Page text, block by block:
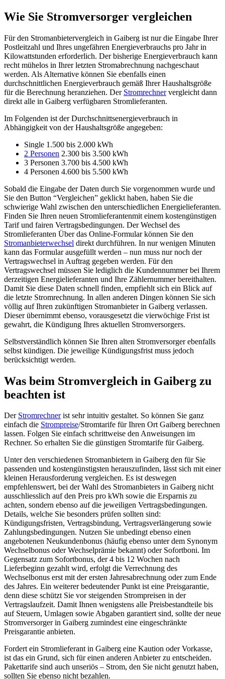
Wie Sie Stromversorger vergleichen
Für den Stromanbietervergleich in Gaiberg ist nur die Eingabe Ihrer
Postleitzahl und Ihres ungefähren Energieverbrauchs pro Jahr in
Kilowattstunden erforderlich. Der bisherige Energieverbrauch kann
recht mühelos in Ihrer letzten Stromabrechnung nachgeschaut
werden. Als Alternative können Sie ebenfalls einen
durchschnittlichen Energieverbrauch gemäß Ihrer Haushaltsgröße
für die Berechnung heranziehen. Der Stromrechnervergleicht dann
direkt alle in Gaiberg verfügbaren Stromlieferanten.
Im Folgenden ist der Durchschnittsenergieverbrauch in
Abhängigkeit von der Haushaltsgröße angegeben:
Single 1.500 bis 2.000 kWh
2 Personen 2.300 bis 3.500 kWh
3 Personen 3.700 bis 4.500 kWh
4 Personen 4.600 bis 5.500 kWh
Sobald die Eingabe der Daten durch Sie vorgenommen wurde und
Sie den Button “Vergleichen” geklickt haben, haben Sie die
schwierige Wahl zwischen den unterschiedlichen Energielieferanten.
Finden Sie Ihren neuen Stromlieferantenmit einem kostengünstigen
Tarif und fairen Vertragsbedingungen. Der Wechsel des
Stromlieferanten Über das Online-Formular können Sie den
Stromanbieterwechsel direkt durchführen. In nur wenigen Minuten
kann das Formular ausgefüllt werden – nun muss nur noch der
Vertragswechsel in Auftrag gegeben werden. Für den
Vertragswechsel müssen Sie lediglich die Kundennummer bei Ihrem
derzeitigen Energielieferanten und Ihre Zählernummer bereithalten.
Damit Sie diese Daten schnell finden, empfiehlt sich ein Blick auf
die letzte Stromrechnung. In allen anderen Dingen können Sie sich
völlig auf Ihren zukünftigen Stromanbieter in Gaiberg verlassen.
Dieser übernimmt ebenso, vorausgesetzt die vierwöchige Frist ist
gewahrt, die Kündigung Ihres aktuellen Stromversorgers.
Selbstverständlich können Sie Ihren alten Stromversorger ebenfalls
selbst kündigen. Die jeweilige Kündigungsfrist muss jedoch
berücksichtigt werden.
Was beim Stromvergleich in Gaiberg zu
beachten ist
Der Stromrechnerist sehr intuitiv gestaltet. So können Sie ganz
einfach die Strompreise/Stromtarife für Ihren Ort Gaiberg berechnen
lassen. Folgen Sie einfach schrittweise den Anweisungen im
Rechner. So erhalten Sie die günstigen Stromtarife für Gaiberg.
Unter den verschiedenen Stromanbietern in Gaiberg den für Sie
passenden und kostengünstigsten herauszufinden, lässt sich mit einer
kleinen Herausforderung vergleichen. Es ist deswegen
empfehlenswert, bei der Wahl des Stromanbieters in Gaiberg nicht
ausschliesslich auf den Preis pro kWh sowie die Ersparnis zu
achten, sondern ebenso auf die jeweiligen Vertragsbedingungen.
Details, welche Sie besonders prüfen sollten sind:
Kündigungsfristen, Vertragsbindung, Vertragsverlängerung sowie
Zahlungsbedingungen. Nutzen Sie unbedingt ebenso einen
angebotenen Neukundenbonus (häufig ebenso unter dem Synonym
Wechselbonus oder Wechselprämie bekannt) oder Sofortboni. Im
Gegensatz zum Sofortbonus, der 4 bis 12 Wochen nach
Lieferbeginn gezahlt wird, erfolgt die Verrechnung des
Wechselbonus erst mit der ersten Jahresabrechnung oder zum Ende
des Jahres. Ein weiterer bedeutender Punkt ist eine Preisgarantie,
denn diese schützt Sie vor steigenden Strompreisen in der
Vertragslaufzeit. Damit Ihnen wenigstens alle Preisbestandteile bis
auf Steuern, Umlagen sowie Abgaben garantiert sind, sollte der neue
Stromversorger in Gaiberg zumindest eine eingeschränkte
Preisgarantie anbieten.
Fordert ein Stromlieferant in Gaiberg eine Kaution oder Vorkasse,
ist das ein Grund, sich für einen anderen Anbieter zu entscheiden.
Pakettarife sind auch unseriös – Strom, den Sie nicht genutzt haben,
sollten Sie ebenso nicht bezahlen.